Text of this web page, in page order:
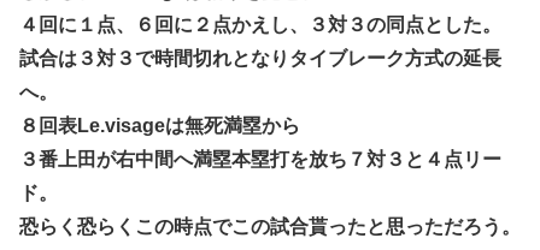
４回に１点、６回に２点かえし、３対３の同点とした。
試合は３対３で時間切れとなりタイブレーク方式の延長
へ。
８回表Le.visageは無死満塁から
３番上田が右中間へ満塁本塁打を放ち７対３と４点リー
ド。
恐らく恐らくこの時点でこの試合貰ったと思っただろう。